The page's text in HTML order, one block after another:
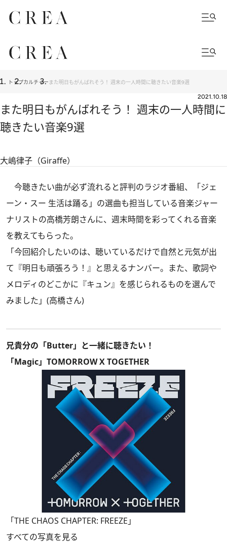
トップカルチャー また明日もがんばれそう！ 週末の一人時間に聴きたい音楽9選
2021.10.18
また明日もがんばれそう！ 週末の一人時間に
聴きたい音楽9選
大嶋律子（Giraffe）
今聴きたい曲が必ず流れると評判のラジオ番組、「ジェ
ーン・スー 生活は踊る」の選曲も担当している音楽ジャー
ナリストの高橋芳朗さんに、週末時間を彩ってくれる音楽
を教えてもらった。
「今回紹介したいのは、聴いているだけで自然と元気が出
て『明日も頑張ろう！』と思えるナンバー。また、歌詞や
メロディのどこかに『キュン』を感じられるものを選んで
みました」(高橋さん)
兄貴分の「Butter」と一緒に聴きたい！
「Magic」TOMORROW X TOGETHER
「THE CHAOS CHAPTER: FREEZE」
すべての写真を見る